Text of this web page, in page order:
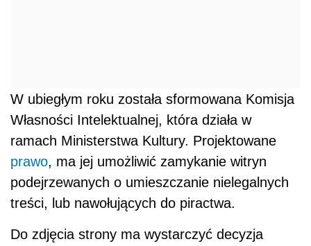
W ubiegłym roku została sformowana Komisja
Własności Intelektualnej, która działa w
ramach Ministerstwa Kultury. Projektowane
prawo, ma jej umożliwić zamykanie witryn
podejrzewanych o umieszczanie nielegalnych
treści, lub nawołujących do piractwa.
Do zdjęcia strony ma wystarczyć decyzja